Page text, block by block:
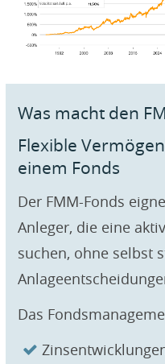
Was macht den
Flexible
einem Fonds
Der FMM-Fonds
Anleger, die eine
suchen, ohne selbst
Das